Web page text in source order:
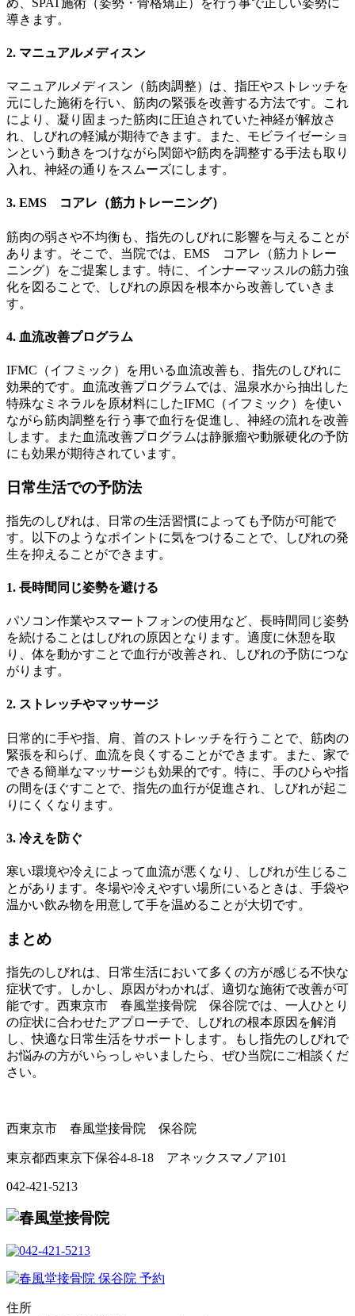
導きます。
2. マニュアルメディスン
マニュアルメディスン（筋肉調整）は、指圧やストレッチを
元にした施術を行い、筋肉の緊張を改善する方法です。これ
により、凝り固まった筋肉に圧迫されていた神経が解放さ
れ、しびれの軽減が期待できます。また、モビライゼーショ
ンという動きをつけながら関節や筋肉を調整する手法も取り
入れ、神経の通りをスムーズにします。
3. EMS コアレ（筋力トレーニング）
筋肉の弱さや不均衡も、指先のしびれに影響を与えることが
あります。そこで、当院では、EMS コアレ（筋力トレー
ニング）をご提案します。特に、インナーマッスルの筋力強
化を図ることで、しびれの原因を根本から改善していきま
す。
4. 血流改善プログラム
IFMC（イフミック）を用いる血流改善も、指先のしびれに
効果的です。血流改善プログラムでは、温泉水から抽出した
特殊なミネラルを原材料にしたIFMC（イフミック）を使い
ながら筋肉調整を行う事で血行を促進し、神経の流れを改善
します。また血流改善プログラムは静脈瘤や動脈硬化の予防
にも効果が期待されています。
日常生活での予防法
指先のしびれは、日常の生活習慣によっても予防が可能で
す。以下のようなポイントに気をつけることで、しびれの発
生を抑えることができます。
1. 長時間同じ姿勢を避ける
パソコン作業やスマートフォンの使用など、長時間同じ姿勢
を続けることはしびれの原因となります。適度に休憩を取
り、体を動かすことで血行が改善され、しびれの予防につな
がります。
2. ストレッチやマッサージ
日常的に手や指、肩、首のストレッチを行うことで、筋肉の
緊張を和らげ、血流を良くすることができます。また、家で
できる簡単なマッサージも効果的です。特に、手のひらや指
の間をほぐすことで、指先の血行が促進され、しびれが起こ
りにくくなります。
3. 冷えを防ぐ
寒い環境や冷えによって血流が悪くなり、しびれが生じるこ
とがあります。冬場や冷えやすい場所にいるときは、手袋や
温かい飲み物を用意して手を温めることが大切です。
まとめ
指先のしびれは、日常生活において多くの方が感じる不快な
症状です。しかし、原因がわかれば、適切な施術で改善が可
能です。西東京市 春風堂接骨院 保谷院では、一人ひとり
の症状に合わせたアプローチで、しびれの根本原因を解消
し、快適な日常生活をサポートします。もし指先のしびれで
お悩みの方がいらっしゃいましたら、ぜひ当院にご相談くだ
さい。
西東京市 春風堂接骨院 保谷院
東京都西東京下保谷4-8-18 アネックスマノア101
042-421-5213
住所